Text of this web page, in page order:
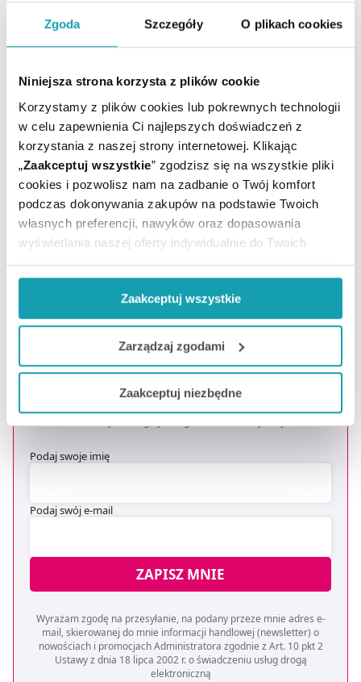
Zgoda Szczegóły O plikach cookies
Niniejsza strona korzysta z plików cookie
Korzystamy z plików cookies lub pokrewnych technologii
w celu zapewnienia Ci najlepszych doświadczeń z
korzystania z naszej strony internetowej. Klikając
„Zaakceptuj wszystkie” zgodzisz się na wszystkie pliki
cookies i pozwolisz nam na zadbanie o Twój komfort
podczas dokonywania zakupów na podstawie Twoich
własnych preferencji, nawyków oraz dopasowania
wyświetlania naszej oferty indywidualnie do Twoich
potrzeb. Część z plików jest nam dodatkowo niezbędna
do prawidłowego działania Portalu oraz jego
funkcjonalności. W zależności od funkcji, dane o tym jak
korzystasz z naszej witryny będą również przekazywane
do naszych Partnerów marketingowych i analitycznych.
Jeżeli chcesz dostosować swoją zgodę i wybrać tylko
niektóre dodatkowe funkcje, z którymi wiąże się
zbieranie danych o Twojej aktywności dokonaj
zgodami”.
będzie oznaczało, że nie wyrażasz zgody na
z brakiem dostępu do wszystkich funkcjonalności
Strony.
Zaakceptuj wszystkie
Zarządzaj zgodami
Zaakceptuj niezbędne
ARTYKUŁY
Zapisz się do newslettera
OTRZYMAJ KOD NA DARMOWĄ
DOSTAWĘ
Podaj swoje imię
Podaj swój e-mail
ZAPISZ MNIE
Wyrażam zgodę na przesyłanie, na podany przeze mnie adres e-
mail, skierowanej do mnie informacji handlowej (newsletter) o
nowościach i promocjach Administratora zgodnie z Art. 10 pkt 2
Ustawy z dnia 18 lipca 2002 r. o świadczeniu usług drogą
elektroniczną